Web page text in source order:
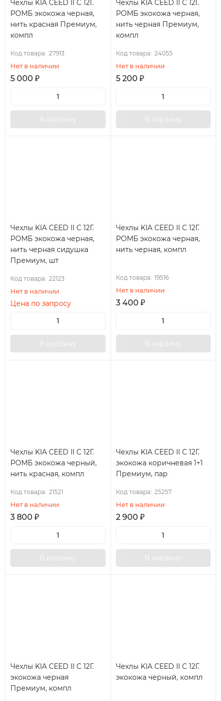
Чехлы KIA CEED II С 12Г.
РОМБ экокожа черная,
нить красная Премиум,
компл
Код товара: 27913
Нет в наличии
5 000 ₽
В корзину
Чехлы KIA CEED II С 12Г.
РОМБ экокожа черная,
нить черная Премиум,
компл
Код товара: 24055
Нет в наличии
5 200 ₽
В корзину
Чехлы KIA CEED II С 12Г.
РОМБ экокожа черная,
нить черная сидушка
Премиум, шт
Код товара: 22123
Нет в наличии
Цена по запросу
В корзину
Чехлы KIA CEED II С 12Г.
РОМБ экокожа черная,
нить черная, компл
Код товара: 19516
Нет в наличии
3 400 ₽
В корзину
Чехлы KIA CEED II С 12Г.
РОМБ экокожа черный,
нить красная, компл
Код товара: 21521
Нет в наличии
3 800 ₽
В корзину
Чехлы KIA CEED II С 12Г.
экокожа коричневая 1+1
Премиум, пар
Код товара: 25257
Нет в наличии
2 900 ₽
В корзину
Чехлы KIA CEED II С 12Г.
экокожа черная
Премиум, компл
Чехлы KIA CEED II С 12Г.
экокожа черный, компл